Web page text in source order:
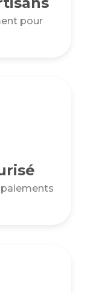
pour